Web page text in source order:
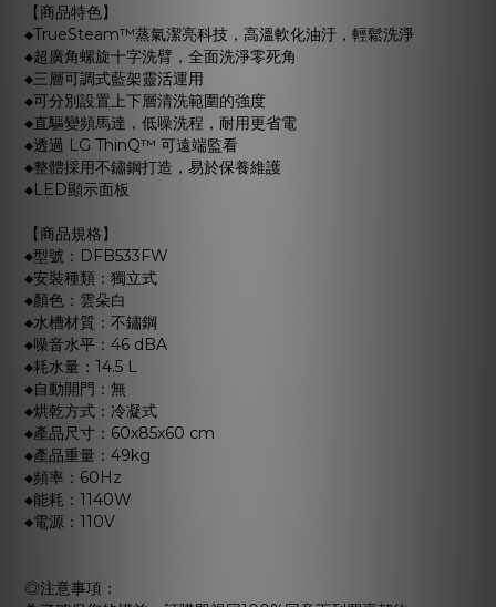
【商品特色】
◆TrueSteam™蒸氣潔亮科技，高溫軟化油汙，輕鬆洗淨
◆超廣角螺旋十字洗臂，全面洗淨零死角
◆三層可調式藍架靈活運用
◆可分別設置上下層清洗範圍的強度
◆直驅變頻馬達，低噪洗程，耐用更省電
◆透過 LG ThinQ™ 可遠端監看
◆整體採用不鏽鋼打造，易於保養維護
◆LED顯示面板
【商品規格】
◆型號：DFB533FW
◆安裝種類：獨立式
◆顏色：雲朵白
◆水槽材質：不鏽鋼
◆噪音水平：46 dBA
◆耗水量：14.5 L
◆自動開門：無
◆烘乾方式：冷凝式
◆產品尺寸：60x85x60 cm
◆產品重量：49kg
◆頻率：60Hz
◆能耗：1140W
◆電源：110V
◎注意事項：